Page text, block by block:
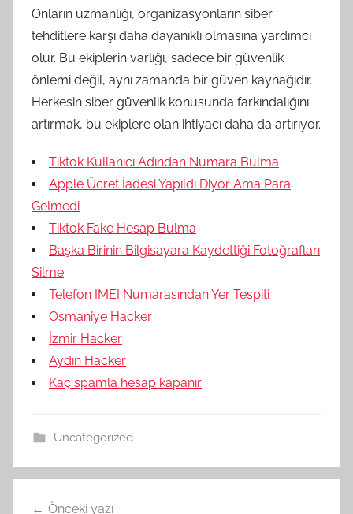
Onların uzmanlığı, organizasyonların siber
tehditlere karşı daha dayanıklı olmasına yardımcı
olur. Bu ekiplerin varlığı, sadece bir güvenlik
önlemi değil, aynı zamanda bir güven kaynağıdır.
Herkesin siber güvenlik konusunda farkındalığını
artırmak, bu ekiplere olan ihtiyacı daha da artırıyor.
Tiktok Kullanıcı Adından Numara Bulma
Apple Ücret İadesi Yapıldı Diyor Ama Para
Gelmedi
Tiktok Fake Hesap Bulma
Başka Birinin Bilgisayara Kaydettiği Fotoğrafları
Silme
Telefon IMEI Numarasından Yer Tespiti
Osmaniye Hacker
İzmir Hacker
Aydın Hacker
Kaç spamla hesap kapanır
Uncategorized
Önceki yazı